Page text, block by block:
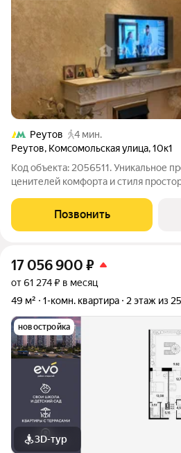
Реутов
4 мин.
Реутов, Комсомольская улица,10к1
Код объекта: 2056511. Уникальное
ценителей комфорта и стиля просторная и уютная
районов Реутова! Квартира
этажного монолитного дома,
Позвонить
17 056 900 ₽
от 61 274 ₽ в месяц
49 м²
1-комн. квартира 2 этаж из 25
новостройка
3D-тур